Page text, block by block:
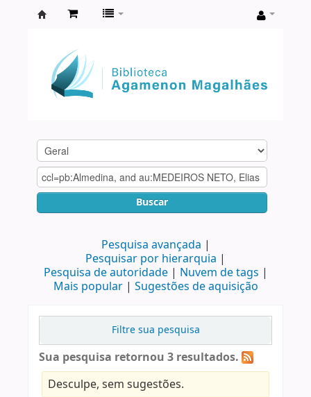
Agamenon
Magalhães
Buscar
Pesquisa avançada
Pesquisar por hierarquia
Pesquisa de autoridade
Nuvem de tags
Mais popular
Sugestões de aquisição
Filtre sua pesquisa
Sua pesquisa retornou 3 resultados.
Desculpe, sem sugestões.